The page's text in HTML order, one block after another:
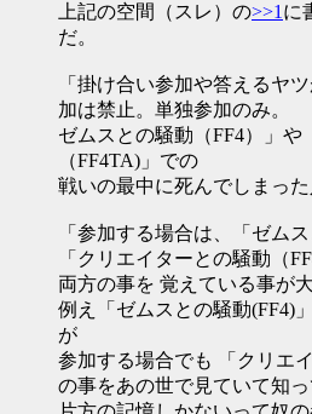
上記の空間（スレ）の>>1 に
だ。
「掛け合い参加や答えるヤ
加は禁止。単独参加のみ。
ゼムスとの騒動（FF4）」や
（FF4TA)」での
戦いの最中に死んでしまった
「参加する場合は、「ゼム
「クリエイターとの騒動（
両方の事を 覚えている事が大
例え「ゼムスとの騒動(FF4)
が
参加する場合でも 「クリエ
の事をあの世で見ていて知っ